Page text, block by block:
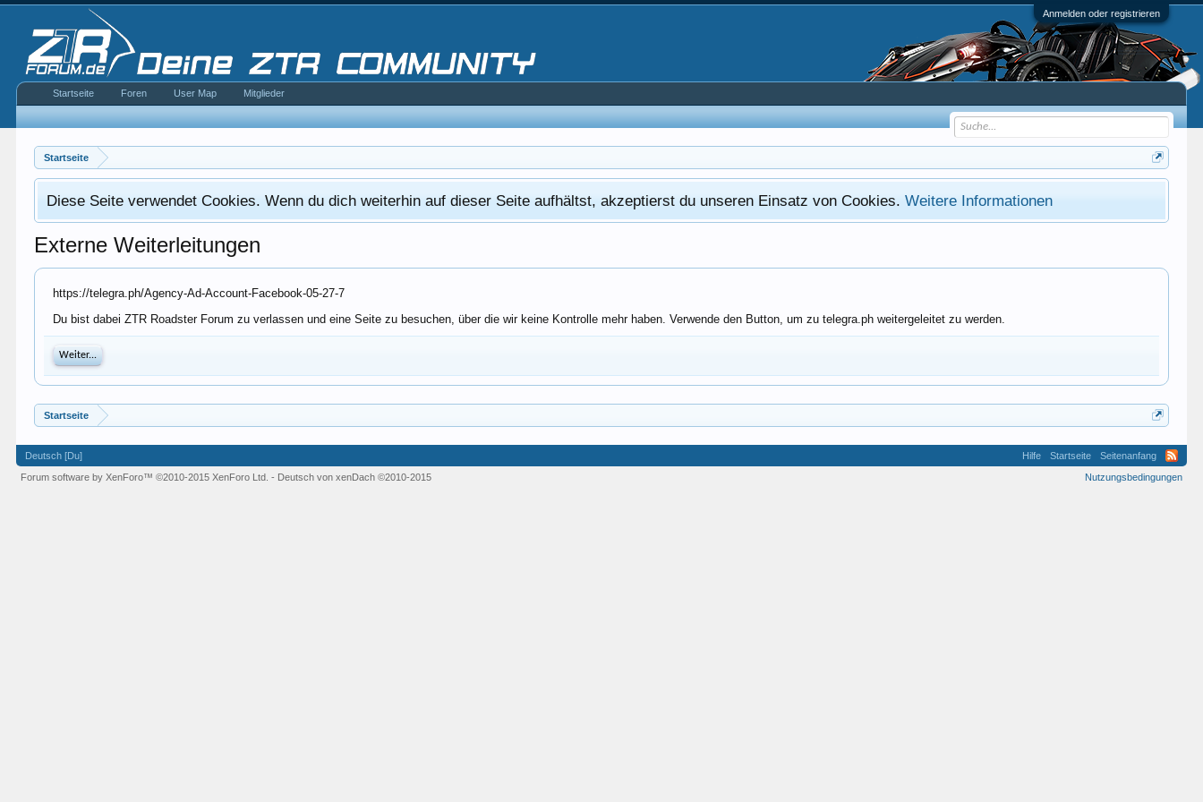
Anmelden oder registrieren
Startseite
Diese Seite verwendet Cookies. Wenn du dich weiterhin auf dieser Seite aufhältst, akzeptierst du unseren Einsatz von Cookies.Weitere Informationen
Externe Weiterleitungen
https://telegra.ph/Agency-Ad-Account-Facebook-05-27-7
Du bist dabei ZTR Roadster Forum zu verlassen und eine Seite zu besuchen, über die wir keine Kontrolle mehr haben. Verwende den Button, um zu telegra.ph weitergeleitet zu werden.
Weiter...
Startseite
Startseite Foren User Map Mitglieder
Deutsch [Du] Hilfe Startseite
Seitenanfang
Nutzungsbedingungen
Forum software by XenForo™©2010-2015 XenForo Ltd. - Deutsch von xenDach©2010-2015